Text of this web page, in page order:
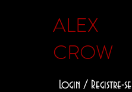
ALEX
CROW
Login / Registre-se